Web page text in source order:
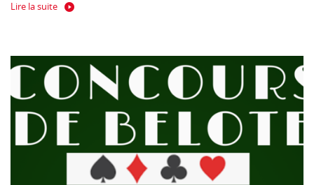
Lire la suite